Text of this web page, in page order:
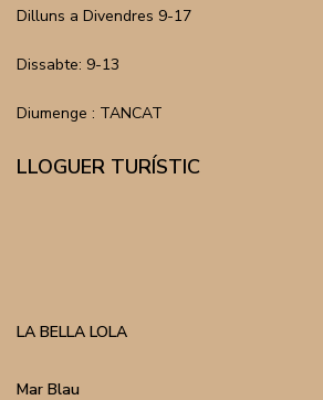
Dilluns a Divendres 9-17
Dissabte: 9-13
Diumenge : TANCAT
LLOGUER TURÍSTIC
LA BELLA LOLA
Mar Blau